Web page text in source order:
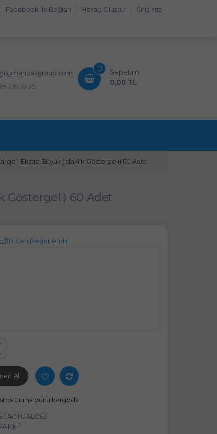
Giriş Yap
Hesap Oluştur
Facebook ile Bağlan
235 22 20
0
Sepetim
0,00 TL
- Ekstra Büyük (Islaklık Göstergeli) 60 Adet
Göstergeli) 60 Adet
İlk Sen Değerlendir
Al
Cuma günü kargoda